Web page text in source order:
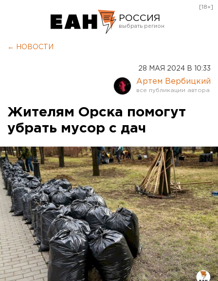
РОССИЯ
Курган
Оренбург
[18+]
← НОВОСТИ
28 МАЯ 2024 В 10:33
Артем Вербицкий
Жителям Орска помогут
убрать мусор с дач